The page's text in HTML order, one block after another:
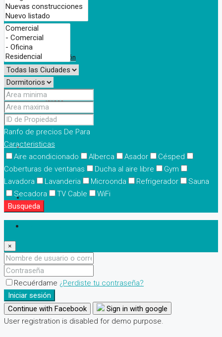
Chihuahua
Nuevo León
Jalisco
Contacto
(81) 2235-7398
Ranfo de precios De Para
Caracteristicas
Aire acondicionado
Alberca Asador
Césped
Coberturas de ventanas
Ducha al aire libre
Gym
Lavadora
Lavanderia Microonda Refrigerador
Sauna
Secadora
TV Cable
WiFi
Busqueda
×
Recuérdame ¿Perdiste tu contraseña?
Iniciar sesión
Continue with Facebook
Sign in with google
User registration is disabled for demo purpose.